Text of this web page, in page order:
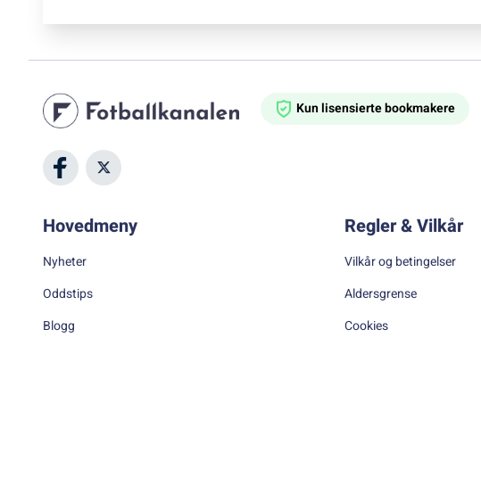
Kun lisensierte bookmakere
Hovedmeny
Nyheter
Oddstips
Blogg
Regler & Vilkår
Vilkår og betingelser
Aldersgrense
Cookies